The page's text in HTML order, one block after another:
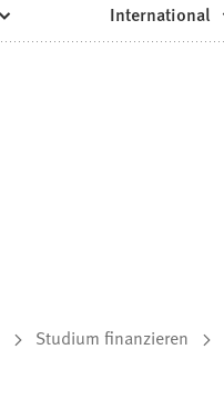
International
Studium finanzieren